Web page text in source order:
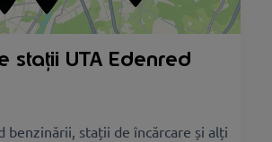
stații UTA Edenred
benzinării, stații de încărcare și alți